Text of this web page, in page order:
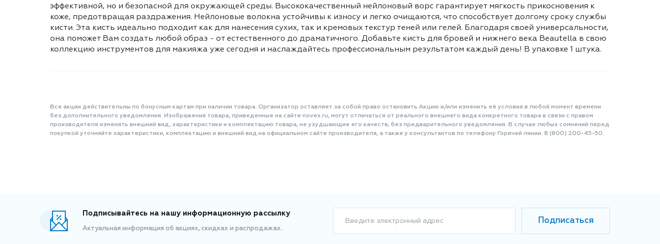
образ - от естественного до
драматичного. Добавьте кисть для
свою коллекцию инструментов для
макияжа уже сегодня и
наслаждайтесь профессиональным
эффективной, но и безопасной для окружающей среды. Высококачественный нейлоновый ворс гарантирует мягкость прикосновения к
коже, предотвращая раздражения. Нейлоновые волокна устойчивы к износу и легко очищаются, что способствует долгому сроку службы
кисти. Эта кисть идеально подходит как для нанесения сухих, так и кремовых текстур теней или гелей. Благодаря своей универсальности,
она поможет Вам создать любой образ - от естественного до драматичного. Добавьте кисть для бровей и нижнего века Beautella в свою
коллекцию инструментов для макияжа уже сегодня и наслаждайтесь профессиональным результатом каждый день! В упаковке 1 штука.
Все акции действительны по бонусным картам при наличии товара. Организатор оставляет за собой право остановить Акцию и/или изменить её условия в любой момент времени
без дополнительного уведомления. Изображения товара, приведенные на сайте novex.ru, могут отличаться от реального внешнего вида конкретного товара в связи с правом
производителя изменять внешний вид, характеристики и комплектацию товара, не ухудшающие его качеств, без предварительного уведомления. В случае любых сомнений перед
покупкой уточняйте характеристики, комплектацию и внешний вид на официальном сайте производителя, а также у консультантов по телефону Горячей линии: 8 (800) 200-45-50.
Подписывайтесь на нашу информационную рассылку
Актуальная информация об акциях, скидках и распродажах.
Введите электронный адрес Подписаться